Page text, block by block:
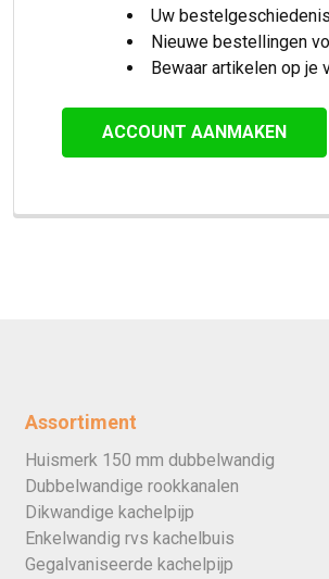
Uw
Nieuwe bestellingen
Bewaar artikelen op je
ACCOUNT AANMAKEN
Assortiment
Huismerk 150 mm dubbelwandig
Dubbelwandige rookkanalen
Dikwandige kachelpijp
Enkelwandig rvs kachelbuis
Gegalvaniseerde kachelpijp